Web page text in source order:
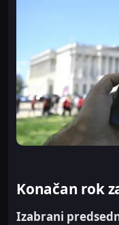
Konačan rok
Izabrani